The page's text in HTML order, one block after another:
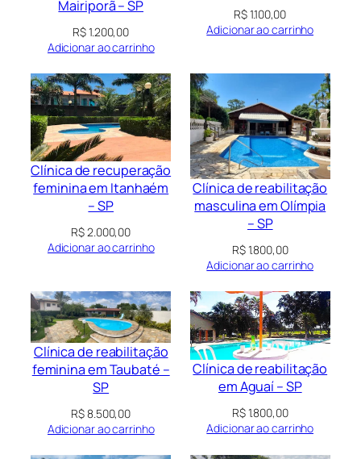
Mairiporã – SP
R$1.200,00
Adicionar ao carrinho
R$1.100,00
Adicionar ao carrinho
Clínica de recuperação
feminina em Itanhaém
– SP
R$2.000,00
Adicionar ao carrinho
Clínica de reabilitação
masculina em Olímpia
– SP
R$1.800,00
Adicionar ao carrinho
Clínica de reabilitação
feminina em Taubaté –
SP
R$8.500,00
Adicionar ao carrinho
Clínica de reabilitação
em Aguaí – SP
R$1.800,00
Adicionar ao carrinho